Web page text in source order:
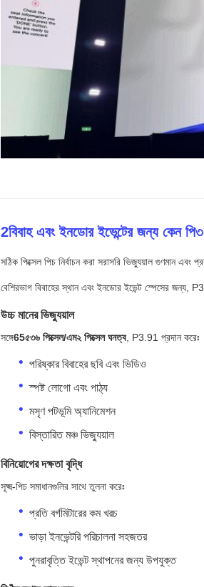
2বিবাহ এবং ইনডোর ইভেন্টের জন্য কেন
সঠিক পিক্সেল পিচ নির্বাচন করা সরাসরি ভিজ্যুয়াল গুণমান এবং
বেশিরভাগ বিবাহের স্থান এবং ইনডোর ইভেন্ট স্পেসের জন্য,
উচ্চ মানের ভিজ্যুয়াল
সঙ্গে65৫৩৬ পিক্সেল/এম২ পিক্সেল ঘনত্ব , P3.91 প্রদান করেঃ
পরিষ্কার বিবাহের ছবি এবং ভিডিও
স্পষ্ট লোগো এবং পাঠ্য
মসৃণ পটভূমি অ্যানিমেশন
বিস্তারিত মঞ্চ ভিজ্যুয়াল
বিনিয়োগের দক্ষতা বৃদ্ধি
সূক্ষ্ম-পিচ সমাধানগুলির সাথে তুলনা করেঃ
প্রতি বর্গমিটারের কম খরচ
ভাড়া ইনভেন্টরি পরিচালনা সহজতর
পুনরাবৃত্তি ইভেন্ট স্থাপনের জন্য উপযুক্ত